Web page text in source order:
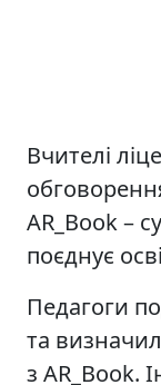
Вчителі
AR_Book –
поєднує
Педагоги
та
з AR_Book.